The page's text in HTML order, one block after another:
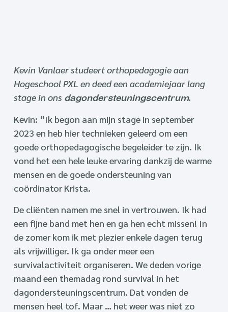
Kevin Vanlaer studeert orthopedagogie aan
Hogeschool PXL en deed een academiejaar lang
stage in ons dagondersteuningscentrum.
Kevin: “Ik begon aan mijn stage in september
2023 en heb hier technieken geleerd om een
goede orthopedagogische begeleider te zijn. Ik
vond het een hele leuke ervaring dankzij de warme
mensen en de goede ondersteuning van
coördinator Krista.
De cliënten namen me snel in vertrouwen. Ik had
een fijne band met hen en ga hen echt missen! In
de zomer kom ik met plezier enkele dagen terug
als vrijwilliger. Ik ga onder meer een
survivalactiviteit organiseren. We deden vorige
maand een themadag rond survival in het
dagondersteuningscentrum. Dat vonden de
mensen heel tof. Maar … het weer was niet zo